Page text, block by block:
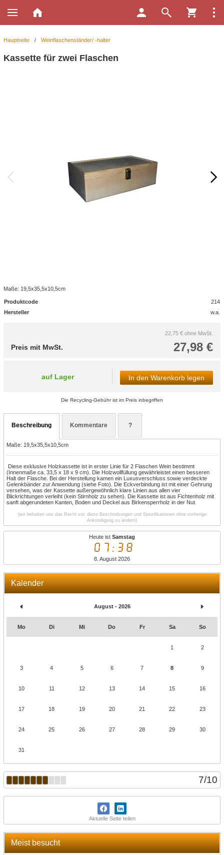
Heute ist Samstag
07:38
8. August 2026
Kalender
August - 2026
Mo Di Mi Do Fr Sa So
1 2
3 4 5 6 7 8 9
10 11 12 13 14 15 16
17 18 19 20 21 22 23
24 25 26 27 28 29 30
31
7/10
Aktuelle Seite teilen
Meist besucht
Hauptseite / Weinflaschenständer/ -halter
Kassette für zwei Flaschen
Maße: 19,5x35,5x10,5cm
Produktcode
214
Hersteller
w.a.
22,75 € ohne MwSt.
27,98 €
Preis mit MwSt.
auf Lager In den Warenkorb legen
Die Recycling-Gebühr ist im Preis inbegriffen
Beschreibung Kommentare ?
Maße: 19,5x35,5x10,5cm
Diese exklusive Holzkassette ist in erster Linie für 2 Flaschen Wein bestimmt
(Innenmaße ca. 33,5 x 18 x 9 cm).
Die Holzwollfüllung gewährleistet einen besseren
Halt der Flasche . Bei der Herstellung kamen ein Luxusverschluss sowie verdeckte
Gelenkbänder zur Anwendung (siehe Foto).
Die Eckverbindung ist mit einer Gehrung
versehen, was der Kassette außergewöhnlich klare Linien aus allen vier
Blickrichtungen verleiht (kein Stirnholz zu sehen). Die Kassette ist aus Fichtenholz mit
sanft abgerundeten Kanten, Boden und Deckel aus Birkensperrholz in der Nut.
(wir behalten uns das Recht vor, diese Beschreibungen und Spezifikationen ohne vorherige
Ankündigung zu ändern)